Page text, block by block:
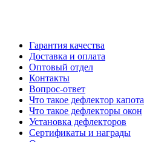
Гарантия качества
Доставка и оплата
Оптовый отдел
Контакты
Вопрос-ответ
Что такое дефлектор капота
Что такое дефлекторы окон
Установка дефлекторов
Сертификаты и награды